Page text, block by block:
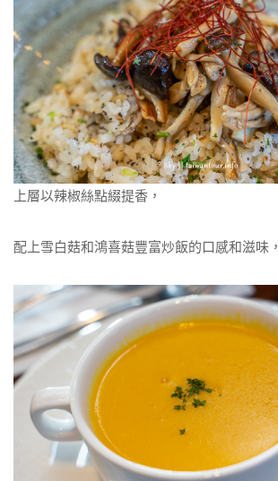
上層以辣椒絲點綴提香，
配上雪白菇和鴻喜菇豐富炒飯的口感和滋味，